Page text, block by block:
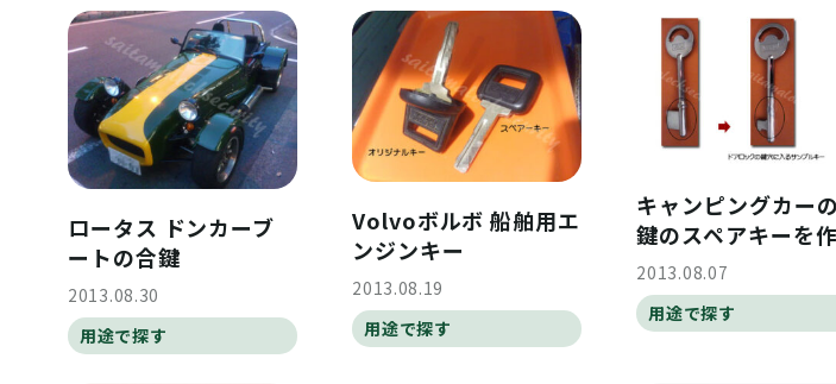
ロータス ドンカーブ
ートの合鍵
2013.08.30
用途で探す
Volvoボルボ 船舶用エ
ンジンキー
2013.08.19
用途で探す
キャンピングカー
鍵のスペアキーを
2013.08.07
用途で探す